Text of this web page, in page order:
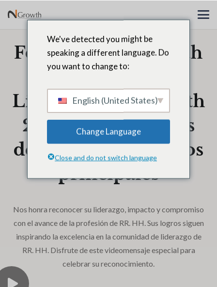
Felicidades Elizabeth
Zacharias,
Líderes de N2Growth
2025: 40 directores
de recursos humanos
principales
Nos honra reconocer su liderazgo, impacto y compromiso
con el avance de la profesión de RR. HH. Sus logros siguen
inspirando la excelencia en la comunidad de liderazgo de
RR. HH. Disfrute de este videomensaje especial para
celebrar su reconocimiento.
We've detected you might be
speaking a different language. Do
you want to change to:
English (United States)
Change Language
Close and do not switch language